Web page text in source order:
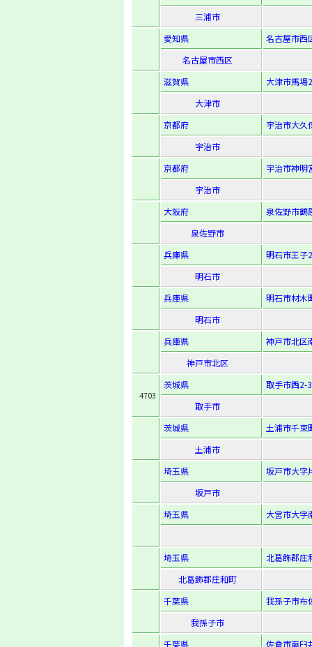
三浦市
愛知県
名古屋市西
名古屋市西区
滋賀県
大津市馬場
大津市
京都府
宇治市大久
宇治市
京都府
宇治市神明
宇治市
大阪府
泉佐野市鶴
泉佐野市
兵庫県
明石市王子
明石市
兵庫県
明石市材木
明石市
兵庫県
神戸市北区
神戸市北区
4703
茨城県
取手市西2-
取手市
茨城県
土浦市千束
土浦市
埼玉県
坂戸市大字
坂戸市
埼玉県
大宮市大字
埼玉県
北葛飾郡庄
北葛飾郡庄和町
千葉県
我孫子市布
我孫子市
千葉県
佐倉市南臼